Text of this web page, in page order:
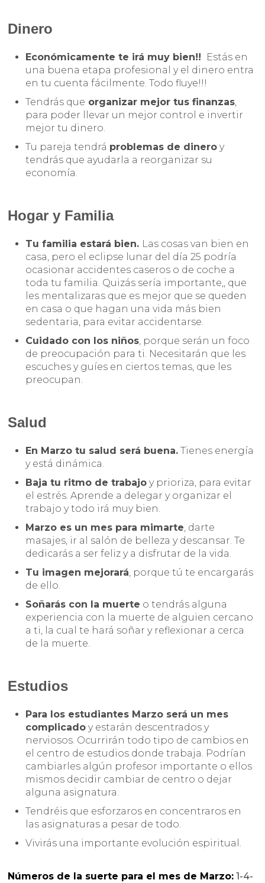
Dinero
Económicamente te irá muy bien!!
Estás en
una buena etapa profesional y el dinero entra
en tu cuenta fácilmente. Todo fluye!!!
Tendrás que organizar mejor tus finanzas,
para poder llevar un mejor control e invertir
mejor tu dinero.
Tu pareja tendrá problemas de dinero y
tendrás que ayudarla a reorganizar su
economía.
Hogar y Familia
Tu familia estará bien. Las cosas van bien en
casa, pero el eclipse lunar del día 25 podría
ocasionar accidentes caseros o de coche a
toda tu familia. Quizás sería importante,, que
les mentalizaras que es mejor que se queden
en casa o que hagan una vida más bien
sedentaria, para evitar accidentarse.
Cuidado con los niños, porque serán un foco
de preocupación para ti. Necesitarán que les
escuches y guíes en ciertos temas, que les
preocupan.
Salud
En Marzo tu salud será buena. Tienes energía
y está dinámica.
Baja tu ritmo de trabajo y prioriza, para evitar
el estrés. Aprende a delegar y organizar el
trabajo y todo irá muy bien.
Marzo es un mes para mimarte, darte
masajes, ir al salón de belleza y descansar. Te
dedicarás a ser feliz y a disfrutar de la vida.
Tu imagen mejorará, porque tú te encargarás
de ello.
Soñarás con la muerte o tendrás alguna
experiencia con la muerte de alguien cercano
a ti, la cual te hará soñar y reflexionar a cerca
de la muerte.
Estudios
Para los estudiantes Marzo será un mes
complicado y estarán descentrados y
nerviosos. Ocurrirán todo tipo de cambios en
el centro de estudios donde trabaja. Podrían
cambiarles algún profesor importante o ellos
mismos decidir cambiar de centro o dejar
alguna asignatura.
Tendréis que esforzaros en concentraros en
las asignaturas a pesar de todo.
Vivirás una importante evolución espiritual.
Números de la suerte para el mes de Marzo: 1-4-